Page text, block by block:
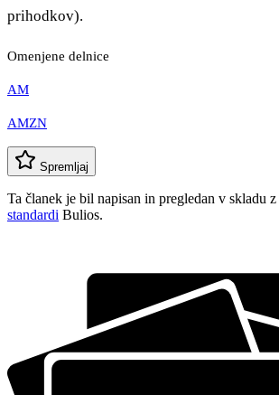
prihodkov).
Omenjene delnice
AM
AMZN
Spremljaj
Ta članek je bil napisan in pregledan v skladu z
standardi Bulios.